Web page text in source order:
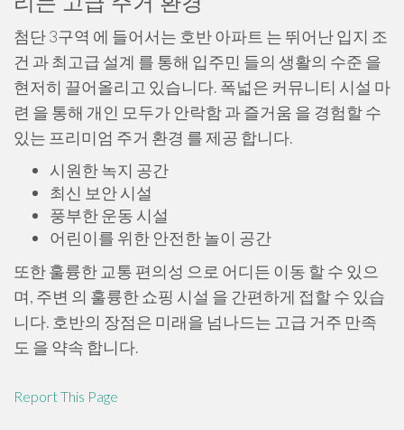
첨단 3구역 에 들어서는 호반 아파트 는 뛰어난 입지 조
건 과 최고급 설계 를 통해 입주민 들의 생활의 수준 을
현저히 끌어올리고 있습니다. 폭넓은 커뮤니티 시설 마
련 을 통해 개인 모두가 안락함 과 즐거움 을 경험할 수
있는 프리미엄 주거 환경 를 제공 합니다.
시원한 녹지 공간
최신 보안 시설
풍부한 운동 시설
어린이를 위한 안전한 놀이 공간
또한 훌륭한 교통 편의성 으로 어디든 이동 할 수 있으
며, 주변 의 훌륭한 쇼핑 시설 을 간편하게 접할 수 있습
니다. 호반의 장점은 미래을 넘나드는 고급 거주 만족
도 을 약속 합니다.
Report This Page